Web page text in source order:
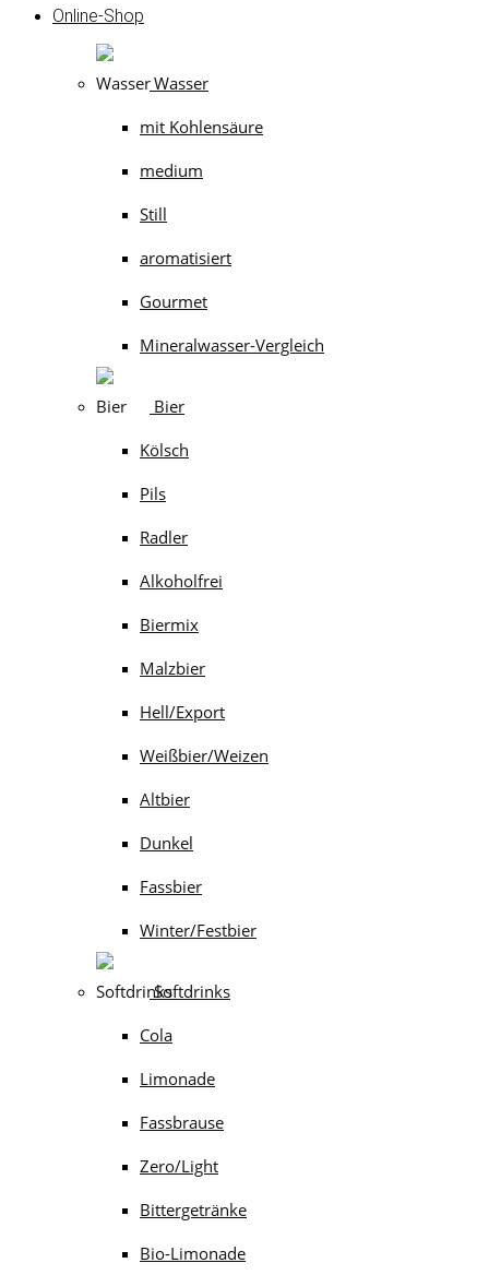
Online-Shop
Wasser
mit Kohlensäure
medium
Still
aromatisiert
Gourmet
Mineralwasser-Vergleich
Bier
Kölsch
Pils
Radler
Alkoholfrei
Biermix
Malzbier
Hell/Export
Weißbier/Weizen
Altbier
Dunkel
Fassbier
Winter/Festbier
Softdrinks
Cola
Limonade
Fassbrause
Zero/Light
Bittergetränke
Bio-Limonade